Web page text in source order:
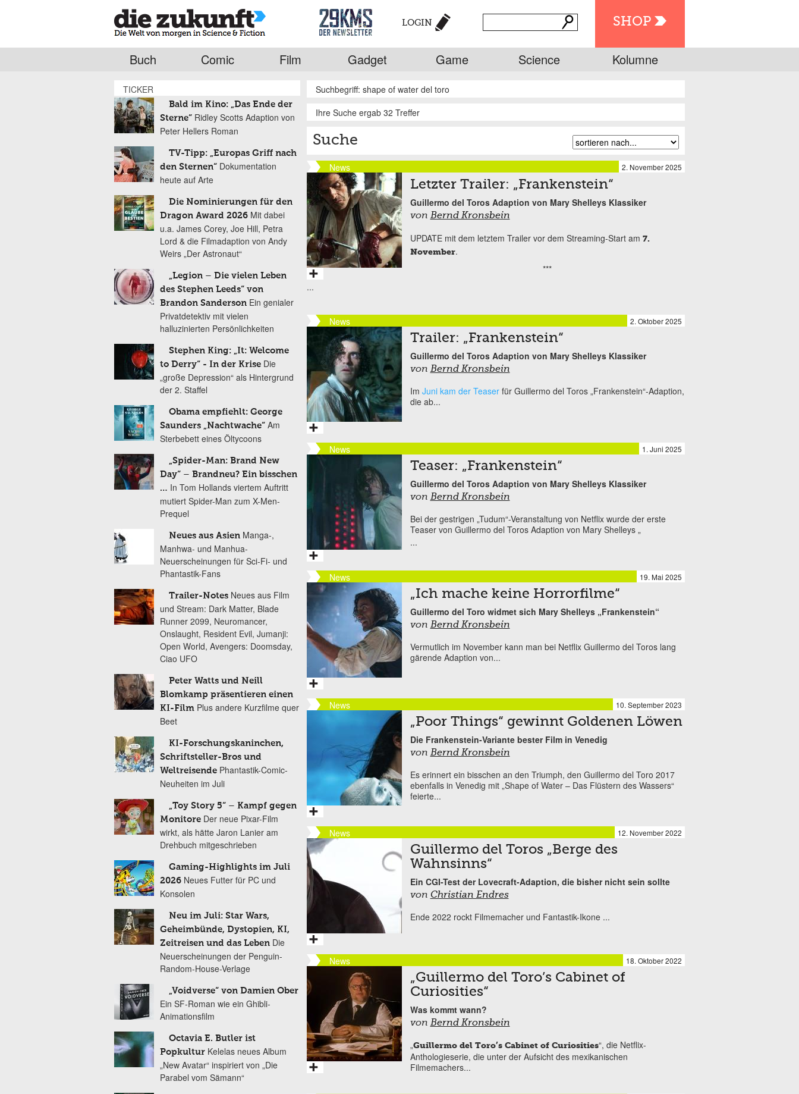
SHOP
LOGIN
Buch Comic Film Gadget Game Science Kolumne
Suchbegriff: shape of water del toro
Ihre Suche ergab 32 Treffer
Suche
News 2. November 2025
Letzter Trailer: „Frankenstein“
Guillermo del Toros Adaption von Mary Shelleys Klassiker
von Bernd Kronsbein
UPDATE mit dem letztem Trailer vor dem Streaming-Start am 7.
November.
***
...
News 2. Oktober 2025
Trailer: „Frankenstein“
Guillermo del Toros Adaption von Mary Shelleys Klassiker
von Bernd Kronsbein
Im Juni kam der Teaserfür Guillermo del Toros „Frankenstein“-Adaption,
die ab...
News 1. Juni 2025
Teaser: „Frankenstein“
Guillermo del Toros Adaption von Mary Shelleys Klassiker
von Bernd Kronsbein
Bei der gestrigen „Tudum“-Veranstaltung von Netflix wurde der erste
Teaser von Guillermo del Toros Adaption von Mary Shelleys „
...
News 19. Mai 2025
„Ich mache keine Horrorfilme“
Guillermo del Toro widmet sich Mary Shelleys „Frankenstein“
von Bernd Kronsbein
Vermutlich im November kann man bei Netflix Guillermo del Toros lang
gärende Adaption von...
News 10. September 2023
„Poor Things“ gewinnt Goldenen Löwen
Die Frankenstein-Variante bester Film in Venedig
von Bernd Kronsbein
Es erinnert ein bisschen an den Triumph, den Guillermo del Toro 2017
ebenfalls in Venedig mit „Shape of Water – Das Flüstern des Wassers“
feierte...
News 12. November 2022
Guillermo del Toros „Berge des
Wahnsinns“
Ein CGI-Test der Lovecraft-Adaption, die bisher nicht sein sollte
von Christian Endres
Ende 2022 rockt Filmemacher und Fantastik-Ikone ...
News 18. Oktober 2022
„Guillermo del Toro’s Cabinet of
Curiosities“
Was kommt wann?
von Bernd Kronsbein
„Guillermo del Toro’s Cabinet of Curiosities“, die Netflix-
Anthologieserie, die unter der Aufsicht des mexikanischen
Filmemachers...
TICKER
Bald im Kino: „Das Ende der
Sterne“ Ridley Scotts Adaption von
Peter Hellers Roman
TV-Tipp: „Europas Griff nach
den Sternen“ Dokumentation
heute auf Arte
Die Nominierungen für den
Dragon Award 2026 Mit dabei
u.a. James Corey, Joe Hill, Petra
Lord & die Filmadaption von Andy
Weirs „Der Astronaut“
„Legion – Die vielen Leben
des Stephen Leeds“ von
Brandon Sanderson Ein genialer
Privatdetektiv mit vielen
halluzinierten Persönlichkeiten
Stephen King: „It: Welcome
to Derry“ - In der Krise Die
„große Depression“ als Hintergrund
der 2. Staffel
Obama empfiehlt: George
Saunders „Nachtwache“ Am
Sterbebett eines Öltycoons
„Spider-Man: Brand New
Day“ – Brandneu? Ein bisschen
… In Tom Hollands viertem Auftritt
mutiert Spider-Man zum X-Men-
Prequel
Neues aus Asien Manga-,
Manhwa- und Manhua-
Neuerscheinungen für Sci-Fi- und
Phantastik-Fans
Trailer-Notes Neues aus Film
und Stream: Dark Matter, Blade
Runner 2099, Neuromancer,
Onslaught, Resident Evil, Jumanji:
Open World, Avengers: Doomsday,
Ciao UFO
Peter Watts und Neill
Blomkamp präsentieren einen
KI-Film Plus andere Kurzfilme quer
Beet
KI-Forschungskaninchen,
Schriftsteller-Bros und
Weltreisende Phantastik-Comic-
Neuheiten im Juli
„Toy Story 5“ – Kampf gegen
Monitore Der neue Pixar-Film
wirkt, als hätte Jaron Lanier am
Drehbuch mitgeschrieben
Gaming-Highlights im Juli
2026 Neues Futter für PC und
Konsolen
Neu im Juli: Star Wars,
Geheimbünde, Dystopien, KI,
Zeitreisen und das Leben Die
Neuerscheinungen der Penguin-
Random-House-Verlage
„Voidverse“ von Damien Ober
Ein SF-Roman wie ein Ghibli-
Animationsfilm
Octavia E. Butler ist
Popkultur Kelelas neues Album
„New Avatar“ inspiriert von „Die
Parabel vom Sämann“